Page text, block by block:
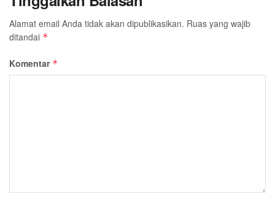
Alamat email Anda tidak akan dipublikasikan. Ruas yang wajib
ditandai *
Komentar *